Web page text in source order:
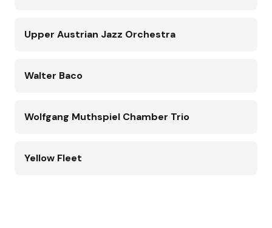
Upper Austrian Jazz Orchestra
Walter Baco
Wolfgang Muthspiel Chamber Trio
Yellow Fleet